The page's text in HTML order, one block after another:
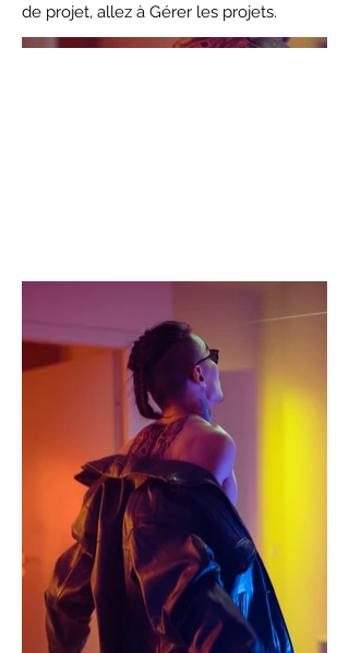
de projet, allez à Gérer les projets.